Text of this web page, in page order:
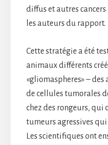
diffus et autres
les auteurs du rapport.
Cette stratégie a été
animaux différents
«gliomaspheres» –
de cellules tumorales
chez des rongeurs, qui
tumeurs agressives
Les scientifiques ont